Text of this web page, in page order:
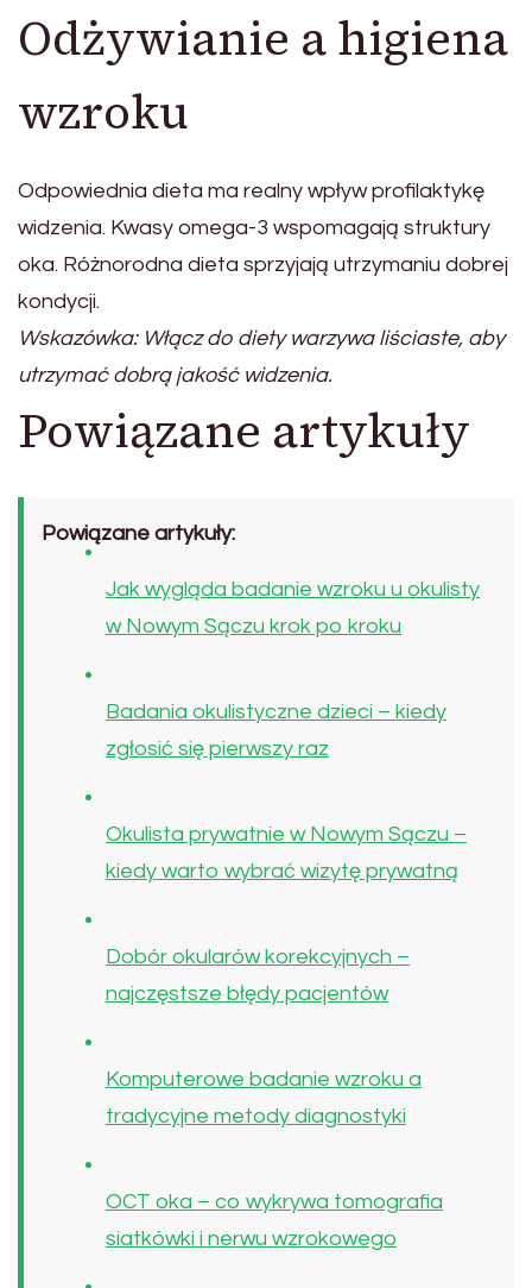
Odżywianie a higiena
wzroku
Odpowiednia dieta ma realny wpływ profilaktykę
widzenia. Kwasy omega-3 wspomagają struktury
oka. Różnorodna dieta sprzyjają utrzymaniu dobrej
kondycji.
Wskazówka: Włącz do diety warzywa liściaste, aby
utrzymać dobrą jakość widzenia.
Powiązane artykuły
Powiązane artykuły:
Jak wygląda badanie wzroku u okulisty
w Nowym Sączu krok po kroku
Badania okulistyczne dzieci – kiedy
zgłosić się pierwszy raz
Okulista prywatnie w Nowym Sączu –
kiedy warto wybrać wizytę prywatną
Dobór okularów korekcyjnych –
najczęstsze błędy pacjentów
Komputerowe badanie wzroku a
tradycyjne metody diagnostyki
OCT oka – co wykrywa tomografia
siatkówki i nerwu wzrokowego